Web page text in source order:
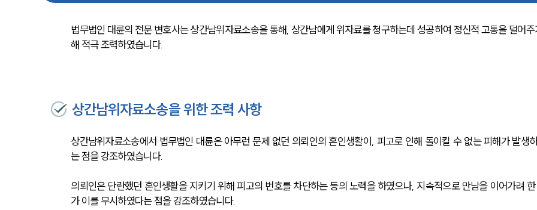
법무법인 대륜의 전문 변호사는 상간남위자료소송을 통해, 상간남에게 위자료를 청구하는데 성공하여 정신적 고통을 덜어주
해 적극 조력하였습니다.
상간남위자료소송을 위한 조력 사항
상간남위자료소송에서 법무법인 대륜은 아무런 문제 없던 의뢰인의 혼인생활이, 피고로 인해 돌이킬 수 없는 피해가 발생
는 점을 강조하였습니다.
의뢰인은 단란했던 혼인생활을 지키기 위해 피고의 번호를 차단하는 등의 노력을 하였으나, 지속적으로 만남을 이어가려
가 이를 무시하였다는 점을 강조하였습니다.